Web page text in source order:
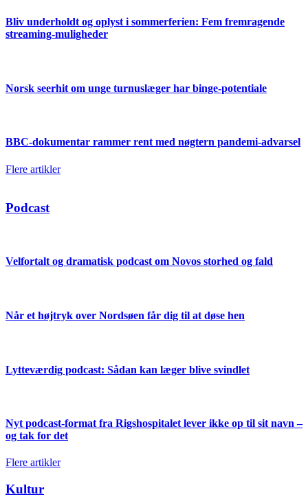
Bliv underholdt og oplyst i sommerferien: Fem fremragende
streaming-muligheder
Norsk seerhit om unge turnuslæger har binge-potentiale
BBC-dokumentar rammer rent med nøgtern pandemi-advarsel
Flere artikler
Podcast
Velfortalt og dramatisk podcast om Novos storhed og fald
Når et højtryk over Nordsøen får dig til at døse hen
Lytteværdig podcast: Sådan kan læger blive svindlet
Nyt podcast-format fra Rigshospitalet lever ikke op til sit navn –
og tak for det
Flere artikler
Kultur